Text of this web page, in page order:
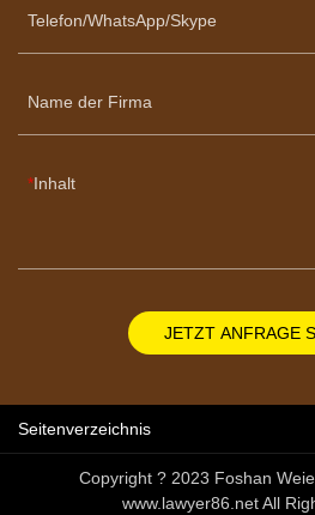
Telefon/WhatsApp/Skype
Name der Firma
Inhalt
JETZT ANFRAGE
Seitenverzeichnis
Copyright ? 2023 Foshan
www.lawyer86.net All